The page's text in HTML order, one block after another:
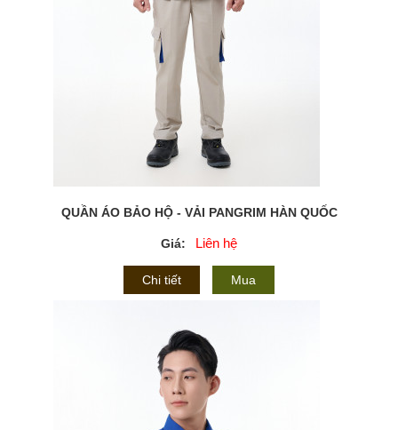
QUẦN ÁO BẢO HỘ - VẢI PANGRIM HÀN QUỐC
Giá: Liên hệ
Chi tiết Mua